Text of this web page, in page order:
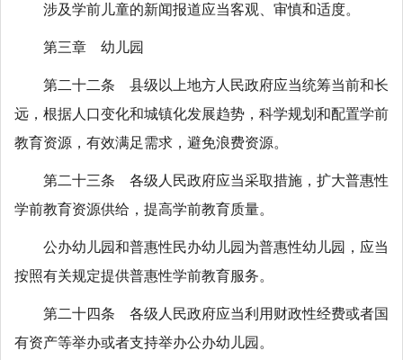
涉及学前儿童的新闻报道应当客观、审慎和适度。
第三章 幼儿园
第二十二条 县级以上地方人民政府应当统筹当前和长
远，根据人口变化和城镇化发展趋势，科学规划和配置学前
教育资源，有效满足需求，避免浪费资源。
第二十三条 各级人民政府应当采取措施，扩大普惠性
学前教育资源供给，提高学前教育质量。
公办幼儿园和普惠性民办幼儿园为普惠性幼儿园，应当
按照有关规定提供普惠性学前教育服务。
第二十四条 各级人民政府应当利用财政性经费或者国
有资产等举办或者支持举办公办幼儿园。